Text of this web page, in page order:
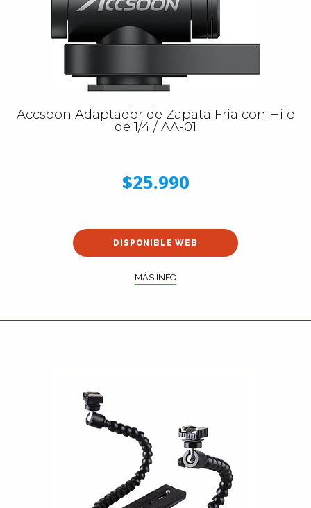
Accsoon Adaptador de Zapata Fria con Hilo
de 1/4 / AA-01
$25.990
DISPONIBLE WEB
MÁS INFO